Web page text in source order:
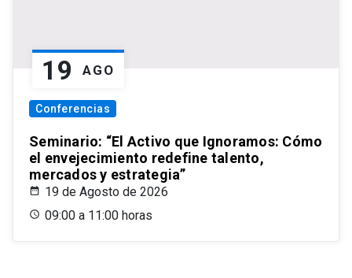
19 AGO
Conferencias
Seminario: “El Activo que Ignoramos: Cómo
el envejecimiento redefine talento,
mercados y estrategia”
19 de Agosto de 2026
09:00 a 11:00 horas